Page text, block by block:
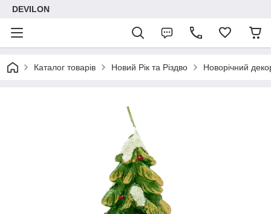
DEVILON
Каталог товарів Новий Рік та Різдво Новорічний